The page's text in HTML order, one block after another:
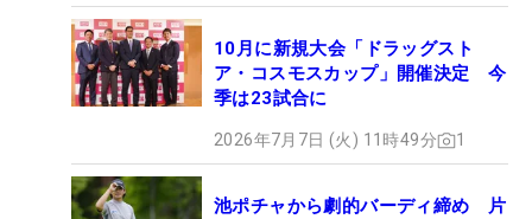
10月に新規大会「ドラッグスト
ア・コスモスカップ」開催決定 今
季は23試合に
2026年7月7日 (火) 11時49分 1
池ポチャから劇的バーディ締め 片